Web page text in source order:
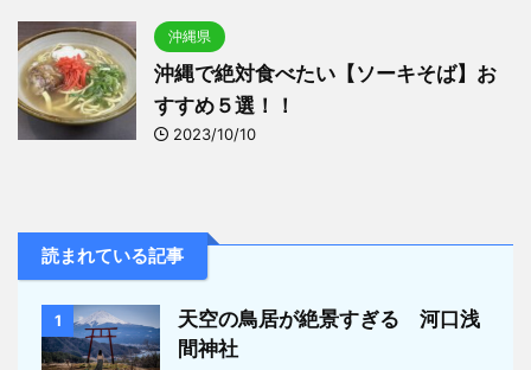
沖縄県
沖縄で絶対食べたい【ソーキそば】お
すすめ５選！！
2023/10/10
読まれている記事
1
天空の鳥居が絶景すぎる 河口浅
間神社